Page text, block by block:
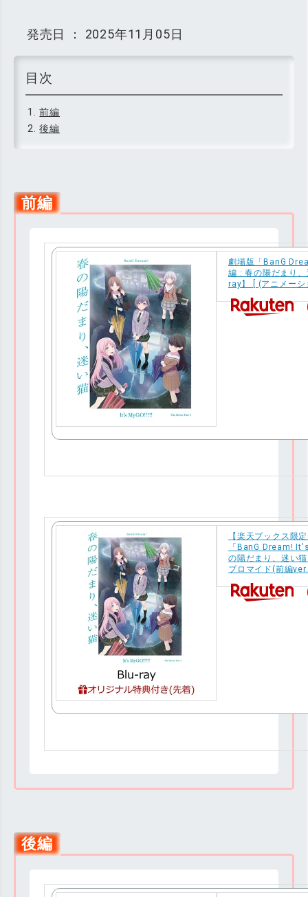
発売日 ： 2025年11月05日
前編
後編
前編
劇場版「BanG
編 : 春の陽だまり
ray】 [ (アニメーシ
【楽天ブックス限
「BanG Dream!
の陽だまり、迷い
ブロマイド(前編
後編